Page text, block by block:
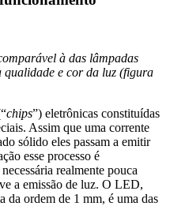
à das lâmpadas
qualidade e cor da luz (figura
chips”) eletrônicas constituídas
Assim que uma corrente
sólido eles passam a emitir
esse processo é
realmente pouca
a emissão de luz. O LED,
da ordem de 1 mm, é uma das